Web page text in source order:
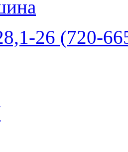
26 (720-